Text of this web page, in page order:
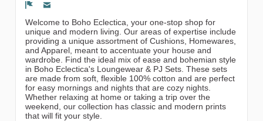
Segnala un problema
Welcome to Boho Eclectica, your one-stop shop for
unique and modern living. Our areas of expertise include
providing a unique assortment of Cushions, Homewares,
and Apparel, meant to accentuate your house and
wardrobe. Find the ideal mix of ease and bohemian style
in Boho Eclectica's Loungewear & PJ Sets. These sets
are made from soft, flexible 100% cotton and are perfect
for easy mornings and nights that are cozy nights.
Whether relaxing at home or taking a trip over the
weekend, our collection has classic and modern prints
that will fit your style.